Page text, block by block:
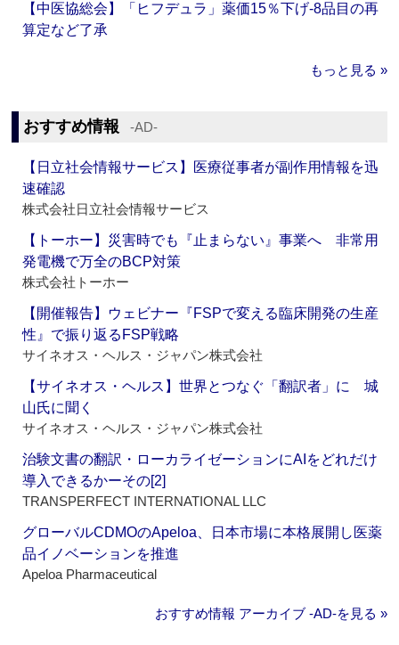
【中医協総会】「ヒフデュラ」薬価15％下げ‐8品目の再
算定など了承
もっと見る »
おすすめ情報 ‐AD‐
【日立社会情報サービス】医療従事者が副作用情報を迅
速確認
株式会社日立社会情報サービス
【トーホー】災害時でも『止まらない』事業へ 非常用
発電機で万全のBCP対策
株式会社トーホー
【開催報告】ウェビナー『FSPで変える臨床開発の生産
性』で振り返るFSP戦略
サイネオス・ヘルス・ジャパン株式会社
【サイネオス・ヘルス】世界とつなぐ「翻訳者」に 城
山氏に聞く
サイネオス・ヘルス・ジャパン株式会社
治験文書の翻訳・ローカライゼーションにAIをどれだけ
導入できるかーその[2]
TRANSPERFECT INTERNATIONAL LLC
グローバルCDMOのApeloa、日本市場に本格展開し医薬
品イノベーションを推進
Apeloa Pharmaceutical
おすすめ情報 アーカイブ ‐AD‐を見る »